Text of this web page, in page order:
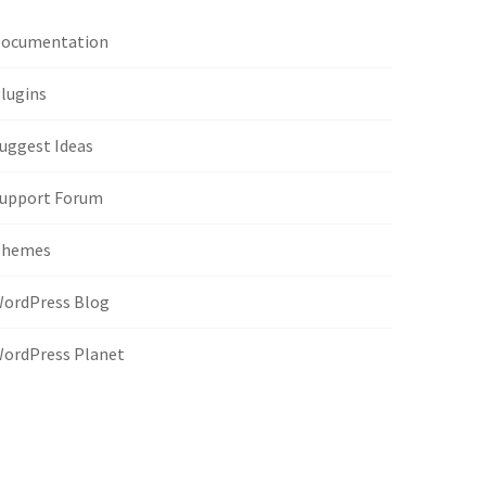
Ideas
Forum
Blog
Planet